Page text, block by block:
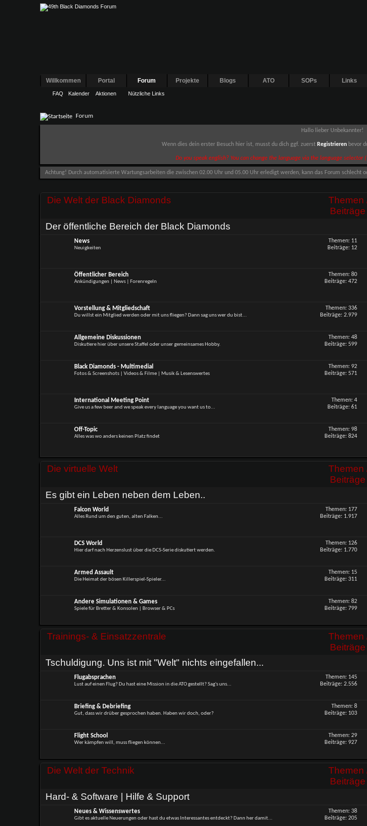
Willkommen Portal Forum
FAQ Kalender Aktionen Nützliche Links
Projekte Blogs ATO SOPs Links
Forum
Hallo lieber Unbekannter!
Wenn dies dein erster Besuch hier ist, musst du dich ggf. zuerst Registrieren bevor
Do you speak english? You can change the language via the language
Achtung! Durch automatisierte Wartungsarbeiten die zwischen 02.00 Uhr und 05.00 Uhr erledigt werden, kann das Forum schlecht
Die Welt der Black Diamonds
Themen
Beiträge
Der öffentliche Bereich der Black Diamonds
News
Neuigkeiten
anzeigen
Themen: 11
Beiträge: 12
Öffentlicher Bereich
Ankündigungen | News | Forenregeln
anzeigen
Themen: 80
Beiträge: 472
Vorstellung & Mitgliedschaft
Du willst ein Mitglied werden oder mit uns fliegen? Dann sag uns wer du bist...
Themen: 336
Beiträge: 2.979
Allgemeine Diskussionen
Diskutiere hier über unsere Staffel oder unser gemeinsames Hobby.
Themen: 48
Beiträge: 599
Black Diamonds - Multimedial
Fotos & Screenshots | Videos & Filme | Musik & Lesenswertes
anzeigen
Themen: 92
Beiträge: 571
International Meeting Point
Give us a few beer and we speak every language you want us to...
anzeigen
Themen: 4
Beiträge: 61
Off-Topic
Alles was wo anders keinen Platz findet
anzeigen
Themen: 98
Beiträge: 824
Die virtuelle Welt
Themen
Beiträge
Es gibt ein Leben neben dem Leben..
Falcon World
Alles Rund um den guten, alten Falken...
Feed
anzeigen
Themen: 177
Beiträge: 1.917
DCS World
Hier darf nach Herzenslust über die DCS-Serie diskutiert werden.
Feed
anzeigen
Themen: 126
Beiträge: 1.770
Armed Assault
Die Heimat der bösen Killerspiel-Spieler...
anzeigen
Themen: 15
Beiträge: 311
Andere Simulationen & Games
Spiele für Bretter & Konsolen | Browser & PCs
Forums
anzeigen
Themen: 82
Beiträge: 799
Trainings- & Einsatzzentrale
Themen
Beiträge
Tschuldigung. Uns ist mit "Welt" nichts eingefallen...
Flugabsprachen
Lust auf einen Flug? Du hast eine Mission in die ATO gestellt? Sag's uns...
Themen: 145
Beiträge: 2.556
Briefing & Debriefing
Gut, dass wir drüber gesprochen haben. Haben wir doch, oder?
Themen: 8
Beiträge: 103
Flight School
Wer kämpfen will, muss fliegen können...
Themen: 29
Beiträge: 927
Die Welt der Technik
Themen
Beiträge
Hard- & Software | Hilfe & Support
Neues & Wissenswertes
Gibt es aktuelle Neuerungen oder hast du etwas Interessantes entdeckt? Dann her damit...
Themen: 38
Beiträge: 205